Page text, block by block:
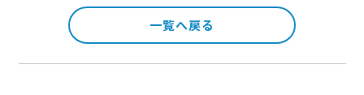
一覧へ戻る